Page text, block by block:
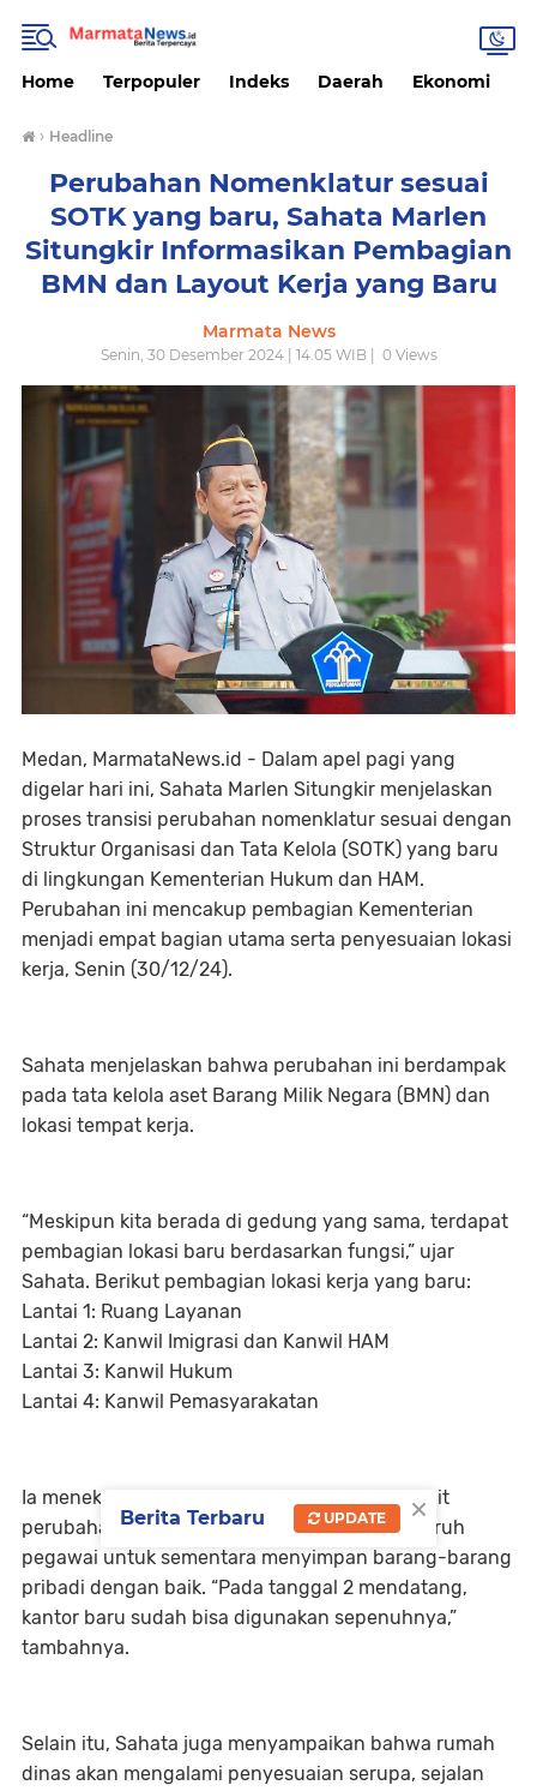
Home Terpopuler Indeks Daerah Ekonomi
› Headline
Perubahan Nomenklatur sesuai
SOTK yang baru, Sahata Marlen
Situngkir Informasikan Pembagian
BMN dan Layout Kerja yang Baru
Marmata News
Senin, 30 Desember 2024 | 14.05 WIB | 0Views
Medan, MarmataNews.id - Dalam apel pagi yang
digelar hari ini, Sahata Marlen Situngkir menjelaskan
proses transisi perubahan nomenklatur sesuai dengan
Struktur Organisasi dan Tata Kelola (SOTK) yang baru
di lingkungan Kementerian Hukum dan HAM.
Perubahan ini mencakup pembagian Kementerian
menjadi empat bagian utama serta penyesuaian lokasi
kerja, Senin (30/12/24).
Sahata menjelaskan bahwa perubahan ini berdampak
pada tata kelola aset Barang Milik Negara (BMN) dan
lokasi tempat kerja.
“Meskipun kita berada di gedung yang sama, terdapat
pembagian lokasi baru berdasarkan fungsi,” ujar
Sahata. Berikut pembagian lokasi kerja yang baru:
Lantai 1: Ruang Layanan
Lantai 2: Kanwil Imigrasi dan Kanwil HAM
Lantai 3: Kanwil Hukum
Lantai 4: Kanwil Pemasyarakatan
Ia menekankan pentingnya pemakluman terkait
perubahan tata letak ruang dan meminta seluruh
pegawai untuk sementara menyimpan barang-barang
pribadi dengan baik. “Pada tanggal 2 mendatang,
kantor baru sudah bisa digunakan sepenuhnya,”
tambahnya.
Selain itu, Sahata juga menyampaikan bahwa rumah
dinas akan mengalami penyesuaian serupa, sejalan
×
Berita Terbaru UPDATE